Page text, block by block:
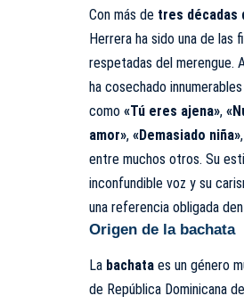
Con más de tres décadas
Herrera ha sido una de las
respetadas del merengue.
ha cosechado
como «Tú eres ajena»,
amor», «Demasiado niña»,
entre muchos otros. Su
inconfundible voz y su
una referencia obligada
Origen de la bachata
La bachata es un género
de República Dominicana